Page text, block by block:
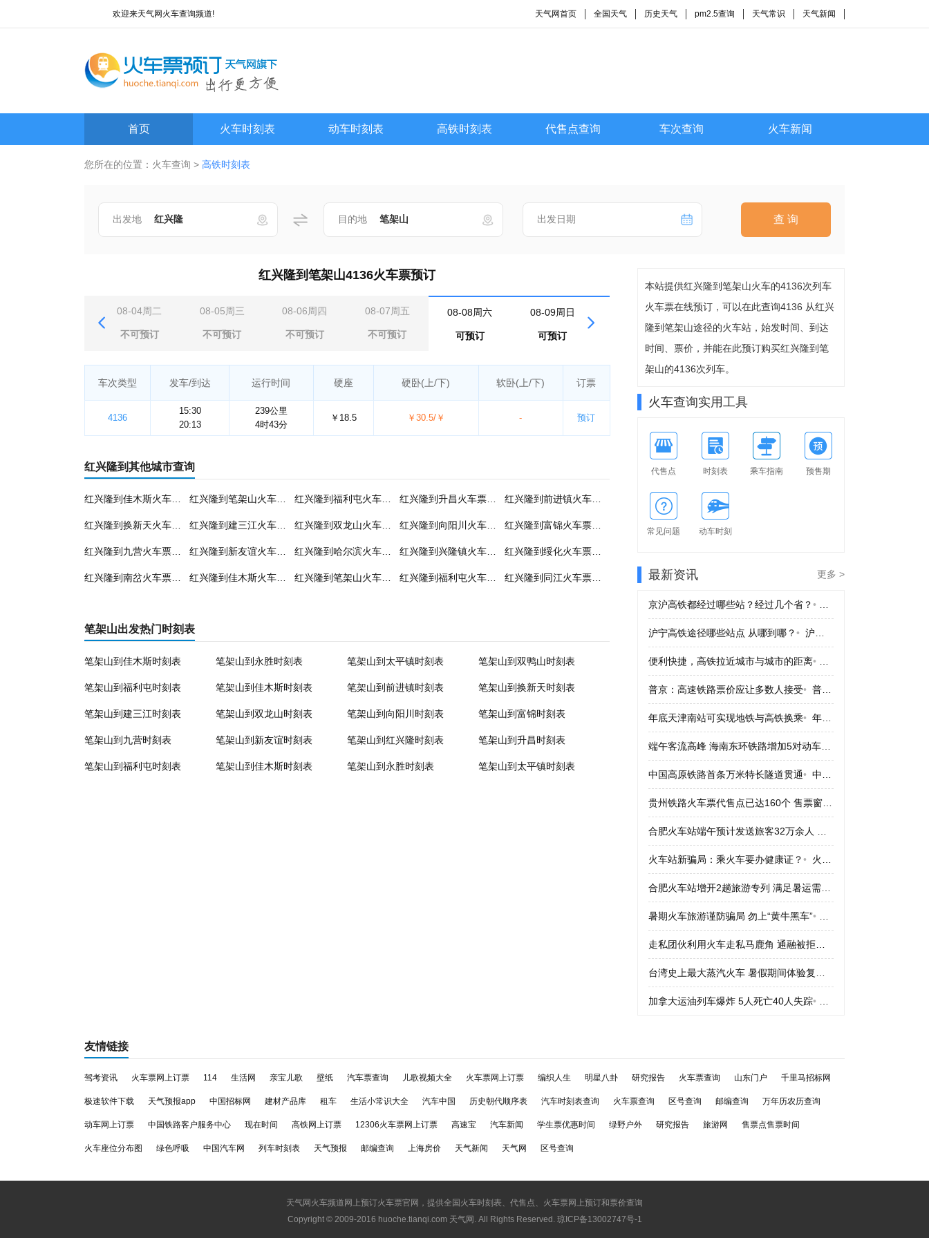
欢迎来天气网火车查询频道! 天气网首页 全国天气 历史天气 pm2.5查询 天气常识 天气新闻
首页 火车时刻表 动车时刻表 高铁时刻表 代售点查询 车次查询 火车新闻
您所在的位置： 火车查询 > 高铁时刻表
出发地 目的地 出发日期 查 询
红兴隆到笔架山4136火车票预订
08-04周二
不可预订
08-05周三
不可预订
08-06周四
不可预订
08-07周五
不可预订
08-08周六
可预订
08-09周日
可预订
08-10周一
可预订
车次类型 发车/到达 运行时间 硬座 硬卧(上/下) 软卧(上/下) 订票
4136
15:30
20:13
239公里
4时43分
￥18.5 ￥30.5/￥ - 预订
红兴隆到其他城市查询
笔架山出发热门时刻表
笔架山到佳木斯时刻表 笔架山到永胜时刻表 笔架山到太平镇时刻表 笔架山到双鸭山时刻表
笔架山到福利屯时刻表 笔架山到佳木斯时刻表 笔架山到前进镇时刻表 笔架山到换新天时刻表
笔架山到建三江时刻表 笔架山到双龙山时刻表 笔架山到向阳川时刻表 笔架山到富锦时刻表
笔架山到九营时刻表 笔架山到新友谊时刻表 笔架山到红兴隆时刻表 笔架山到升昌时刻表
笔架山到福利屯时刻表 笔架山到佳木斯时刻表 笔架山到永胜时刻表 笔架山到太平镇时刻表
本站提供红兴隆到笔架山火车的4136次列车
火车票在线预订，可以在此查询4136 从红兴
隆到笔架山途径的火车站，始发时间、到达
时间、票价，并能在此预订购买红兴隆到笔
架山的4136次列车。
火车查询实用工具
代售点 时刻表 乘车指南 预售期
常见问题 动车时刻
最新资讯 更多 >
京沪高铁都经过哪些站？经过几个省？•
沪宁高铁途径哪些站点 从哪到哪？• 沪宁高铁途径哪些站点 从哪到哪？
便利快捷，高铁拉近城市与城市的距离•
普京：高速铁路票价应让多数人接受• 普京：高速铁路票价应让多数人接受
年底天津南站可实现地铁与高铁换乘• 年底天津南站可实现地铁与高铁换乘
中国高原铁路首条万米特长隧道贯通• 中国高原铁路首条万米特长隧道贯通
火车站新骗局：乘火车要办健康证？• 火车站新骗局：乘火车要办健康证？
暑期火车旅游谨防骗局 勿上“黄牛黑车”•
加拿大运油列车爆炸 5人死亡40人失踪•
友情链接
驾考资讯 火车票网上订票 114 生活网 亲宝儿歌 壁纸 汽车票查询 儿歌视频大全 火车票网上订票 编织人生 明星八卦 研究报告 火车票查询 山东门户 千里马招标网
极速软件下载 天气预报app 中国招标网 建材产品库 租车 生活小常识大全 汽车中国 历史朝代顺序表 汽车时刻表查询 火车票查询 区号查询 邮编查询 万年历农历查询
动车网上订票 中国铁路客户服务中心 现在时间 高铁网上订票 12306火车票网上订票 高速宝 汽车新闻 学生票优惠时间 绿野户外 研究报告 旅游网 售票点售票时间
火车座位分布图 绿色呼吸 中国汽车网 列车时刻表 天气预报 邮编查询 上海房价 天气新闻 天气网 区号查询
天气网火车频道网上预订火车票官网，提供全国火车时刻表、代售点、火车票网上预订和票价查询
Copyright © 2009-2016 huoche.tianqi.com 天气网 . All Rights Reserved. 琼ICP备13002747号-1